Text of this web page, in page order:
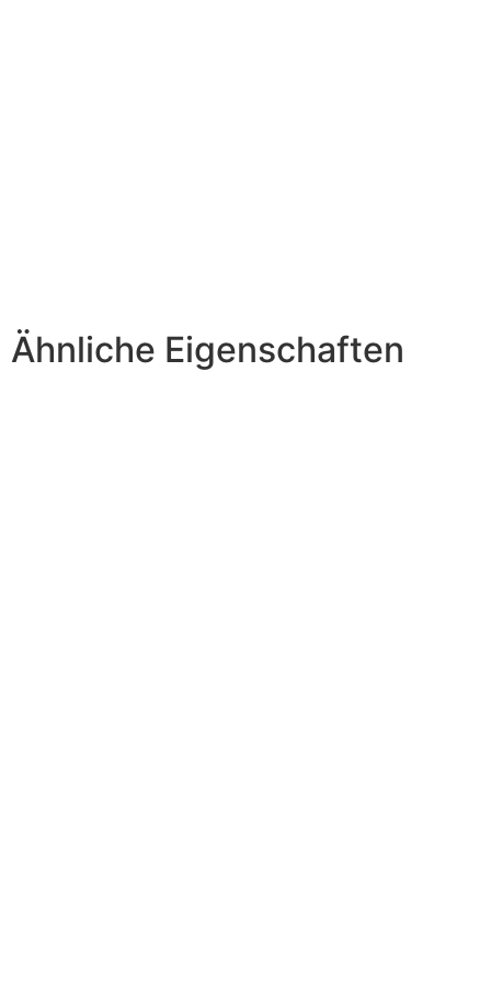
Ähnliche Eigenschaften